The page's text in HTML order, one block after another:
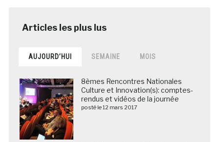
AUJOURD’HUI SEMAINE MOIS
8èmes Rencontres Nationales
Culture et Innovation(s): comptes-
rendus et vidéos de la journée
posté le 12 mars 2017